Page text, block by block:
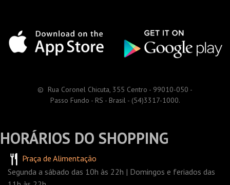
© Rua Coronel Chicuta, 355 Centro - 99010-050 -
Passo Fundo - RS - Brasil - (54)3317-1000.
HORÁRIOS DO SHOPPING
Praça de Alimentação
Segunda a sábado das 10h às 22h | Domingos e feriados das